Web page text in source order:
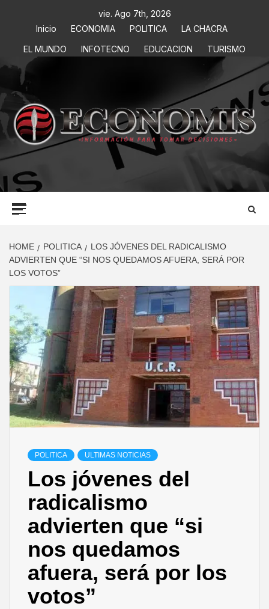
vie. Ago 7th, 2026
Inicio
ECONOMIA POLITICA
LA CHACRA
EL MUNDO
INFOTECNO EDUCACION TURISMO
ECONOMIS
INFORMACIÓN PARA TOMAR DECISIONES
HOME POLITICA
LOS JÓVENES DEL RADICALISMO
ADVIERTEN QUE “SI NOS QUEDAMOS AFUERA, SERÁ POR
LOS VOTOS”
POLITICA ULTIMAS NOTICIAS
Los jóvenes del
radicalismo
advierten que “si
nos quedamos
afuera, será por los
votos”